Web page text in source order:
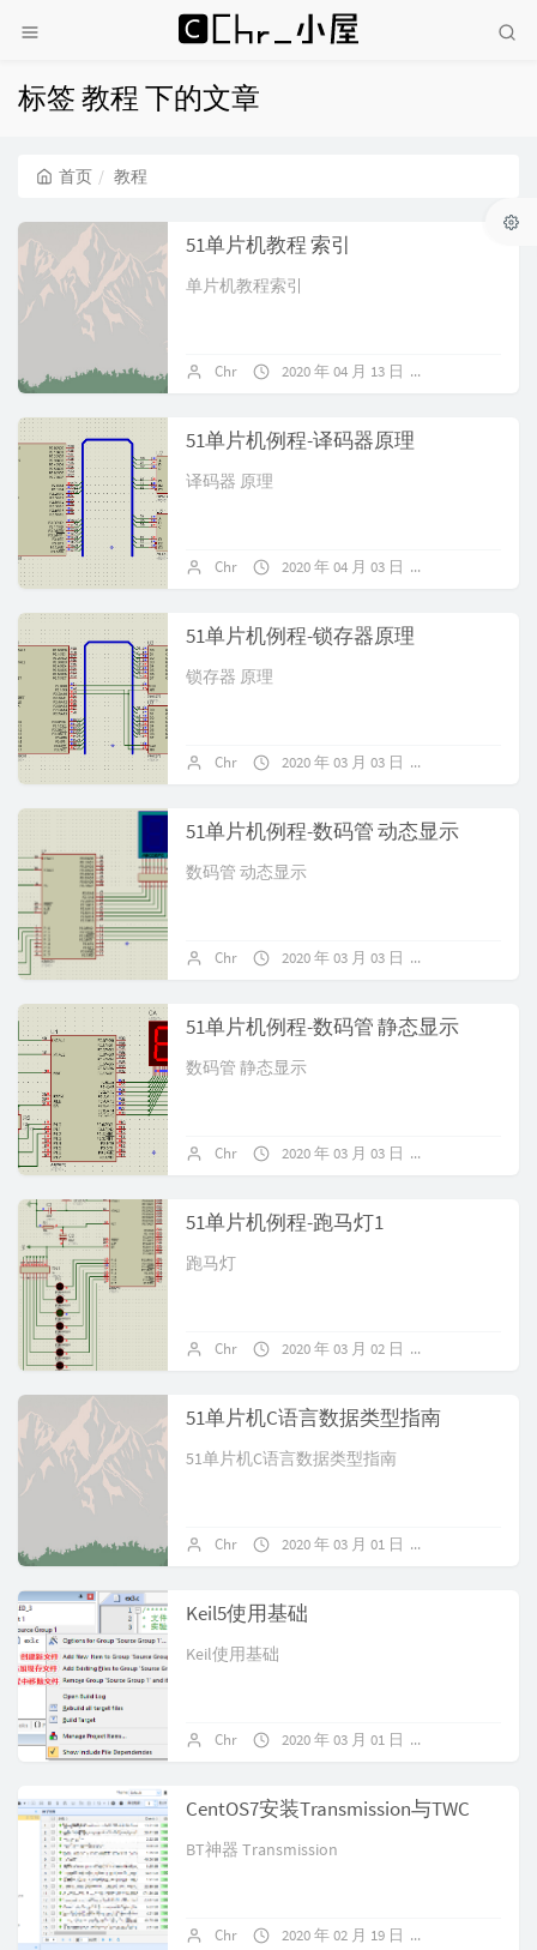
标签 教程 下的文章
首页 教程
51单片机教程 索引
单片机教程索引
Chr 2020 年 04 月 13 日
51单片机例程-译码器原理
译码器 原理
Chr 2020 年 04 月 03 日
51单片机例程-锁存器原理
锁存器 原理
Chr 2020 年 03 月 03 日
51单片机例程-数码管 动态显示
数码管 动态显示
Chr 2020 年 03 月 03 日
51单片机例程-数码管 静态显示
数码管 静态显示
Chr 2020 年 03 月 03 日
51单片机例程-跑马灯1
跑马灯
Chr 2020 年 03 月 02 日
51单片机C语言数据类型指南
51单片机C语言数据类型指南
Chr 2020 年 03 月 01 日
Keil5使用基础
Keil使用基础
Chr 2020 年 03 月 01 日
CentOS7安装Transmission与TWC
BT神器 Transmission
Chr 2020 年 02 月 19 日